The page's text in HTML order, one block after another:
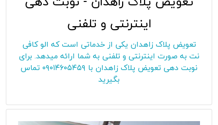
اینترنتی و تلفنی
تعویض پلاک زاهدان یکی از خدماتی است که الو کافی
نت به صورت اینترنتی و تلفنی به شما ارائه میدهد. برای
نوبت دهی تعویض پلاک زاهدان با ۰۹۰۱۴۶۰۵۴۵۹ تماس
بگیرید